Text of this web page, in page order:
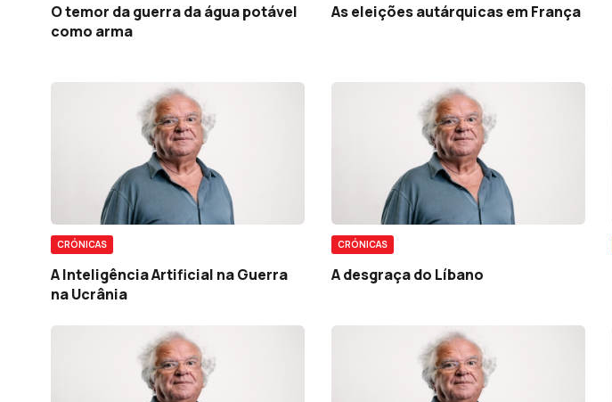
O temor da guerra da água potável
como arma
As eleições autárquicas em França
CRÓNICAS
A Inteligência Artificial na Guerra
na Ucrânia
CRÓNICAS
A desgraça do Líbano